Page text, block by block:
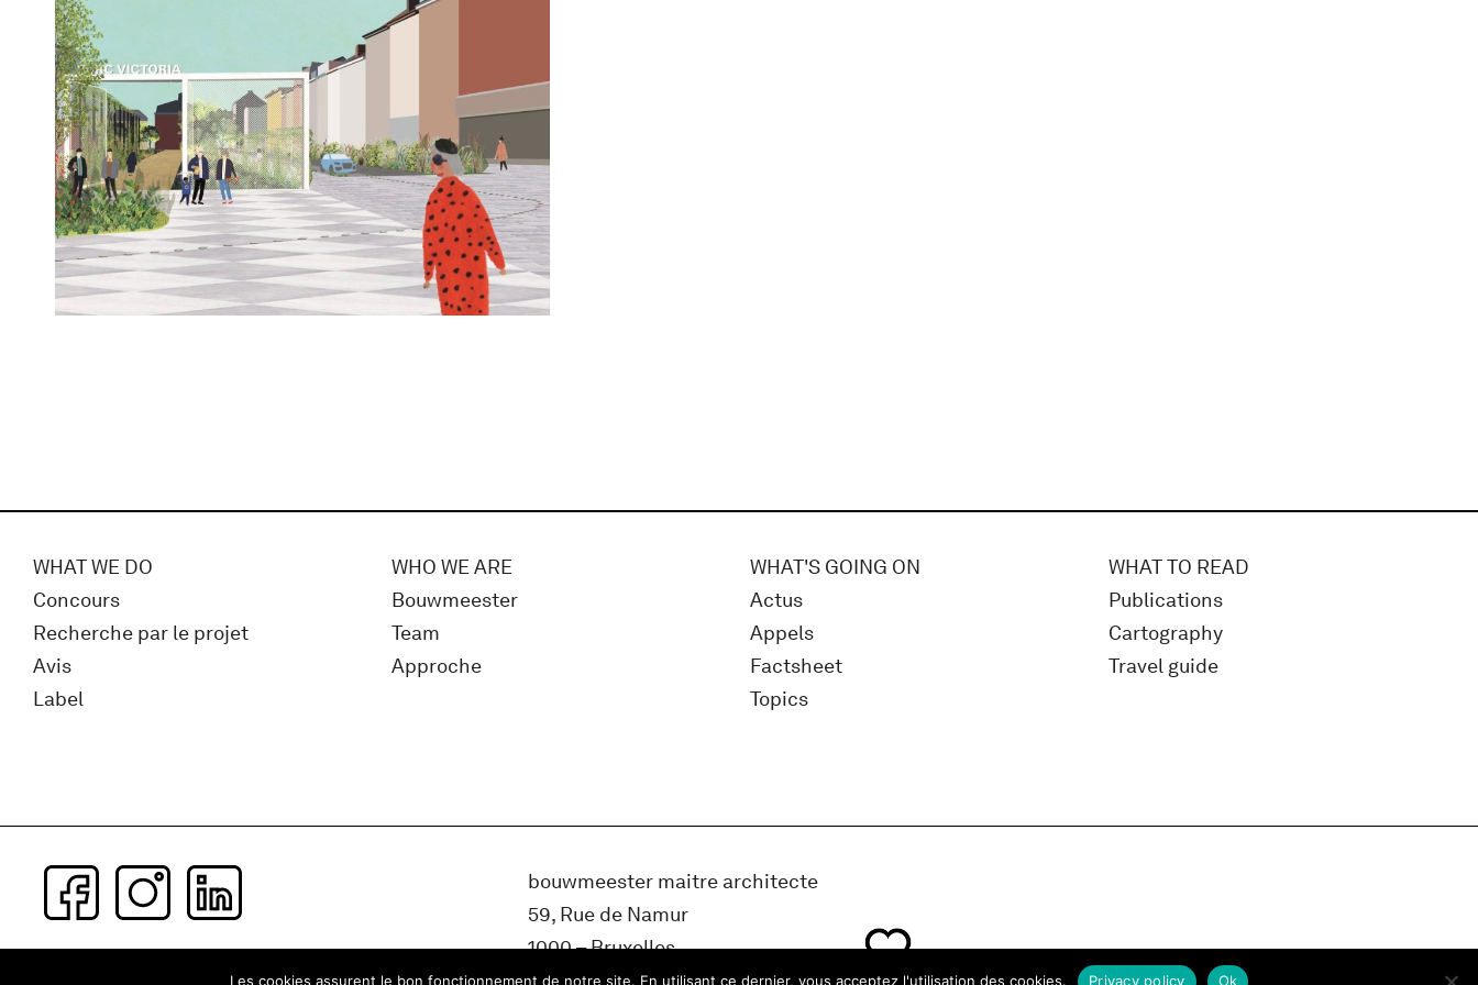
WHAT WE DO
Concours
Recherche par le projet
Avis
Label
WHO WE ARE
Bouwmeester
Team
Approche
WHAT'S GOING ON
Actus
Appels
Factsheet
Topics
WHAT TO READ
Publications
Cartography
Travel guide
Subscribe to our newsletter
bouwmeester maitre architecte
59, Rue de Namur
1000 – Bruxelles
Les cookies assurent le bon fonctionnement de notre site. En utilisant ce dernier, vous acceptez l'utilisation des cookies. Ok
Privacy policy